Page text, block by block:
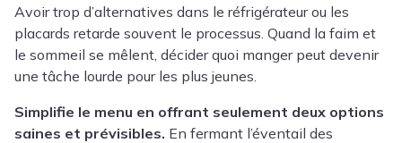
Avoir trop d’alternatives dans le réfrigérateur ou les
placards retarde souvent le processus. Quand la faim et
le sommeil se mêlent, décider quoi manger peut devenir
une tâche lourde pour les plus jeunes.
Simplifie le menu en offrant seulement deux options
saines et prévisibles. En fermant l’éventail des